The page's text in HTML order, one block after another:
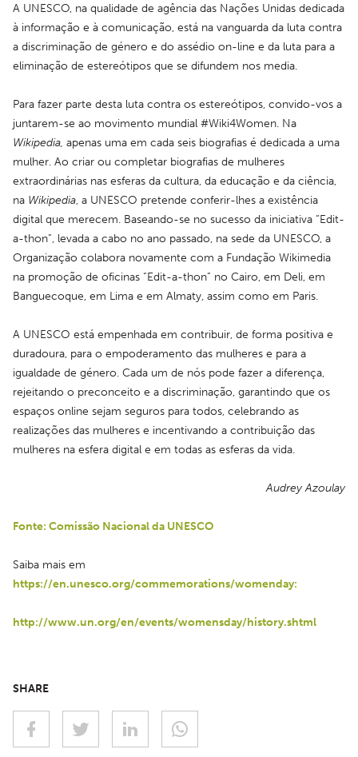
A UNESCO, na qualidade de agência das Nações Unidas dedicada
à informação e à comunicação, está na vanguarda da luta contra
a discriminação de género e do assédio on-line e da luta para a
eliminação de estereótipos que se difundem nos media.
Para fazer parte desta luta contra os estereótipos, convido-vos a
Wikipedia, apenas uma em cada seis biografias é dedicada a uma
mulher. Ao criar ou completar biografias de mulheres
extraordinárias nas esferas da cultura, da educação e da ciência,
na Wikipedia, a UNESCO pretende conferir-lhes a existência
digital que merecem. Baseando-se no sucesso da iniciativa “Edit-
a-thon”, levada a cabo no ano passado, na sede da UNESCO, a
Organização colabora novamente com a Fundação Wikimedia
na promoção de oficinas “Edit-a-thon” no Cairo, em Deli, em
Banguecoque, em Lima e em Almaty, assim como em Paris.
A UNESCO está empenhada em contribuir, de forma positiva e
duradoura, para o empoderamento das mulheres e para a
igualdade de género. Cada um de nós pode fazer a diferença,
rejeitando o preconceito e a discriminação, garantindo que os
espaços online sejam seguros para todos, celebrando as
realizações das mulheres e incentivando a contribuição das
mulheres na esfera digital e em todas as esferas da vida.
Audrey Azoulay
Fonte: Comissão Nacional da UNESCO
https://en.unesco.org/commemorations/womenday:
http://www.un.org/en/events/womensday/history.shtml
SHARE